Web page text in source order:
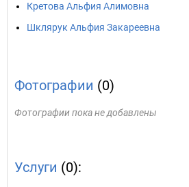
Кретова Альфия Алимовна
Шклярук Альфия Закареевна
Фотографии (0)
Фотографии пока не добавлены
Услуги (0):